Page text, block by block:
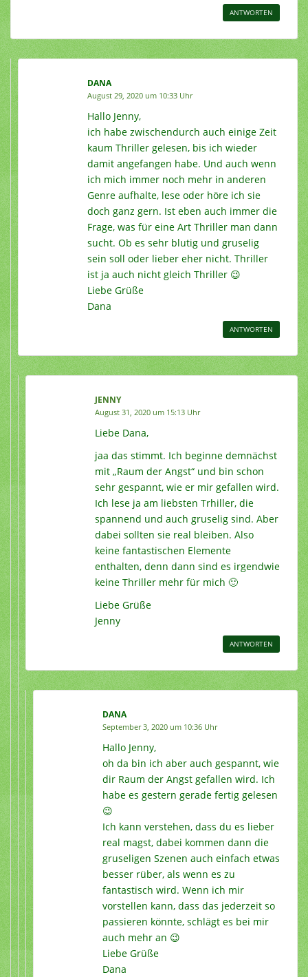
ANTWORTEN
DANA
August 29, 2020 um 10:33 Uhr
Hallo Jenny,
ich habe zwischendurch auch einige Zeit
kaum Thriller gelesen, bis ich wieder
damit angefangen habe. Und auch wenn
ich mich immer noch mehr in anderen
Genre aufhalte, lese oder höre ich sie
doch ganz gern. Ist eben auch immer die
Frage, was für eine Art Thriller man dann
sucht. Ob es sehr blutig und gruselig
sein soll oder lieber eher nicht. Thriller
ist ja auch nicht gleich Thriller 😉
Liebe Grüße
Dana
ANTWORTEN
JENNY
August 31, 2020 um 15:13 Uhr
Liebe Dana,
jaa das stimmt. Ich beginne demnächst
mit „Raum der Angst“ und bin schon
sehr gespannt, wie er mir gefallen wird.
Ich lese ja am liebsten Trhiller, die
spannend und auch gruselig sind. Aber
dabei sollten sie real bleiben. Also
keine fantastischen Elemente
enthalten, denn dann sind es irgendwie
keine Thriller mehr für mich 🙂
Liebe Grüße
Jenny
ANTWORTEN
DANA
September 3, 2020 um 10:36 Uhr
Hallo Jenny,
oh da bin ich aber auch gespannt, wie
dir Raum der Angst gefallen wird. Ich
habe es gestern gerade fertig gelesen
😉
Ich kann verstehen, dass du es lieber
real magst, dabei kommen dann die
gruseligen Szenen auch einfach etwas
besser rüber, als wenn es zu
fantastisch wird. Wenn ich mir
vorstellen kann, dass das jederzeit so
passieren könnte, schlägt es bei mir
auch mehr an 😉
Liebe Grüße
Dana